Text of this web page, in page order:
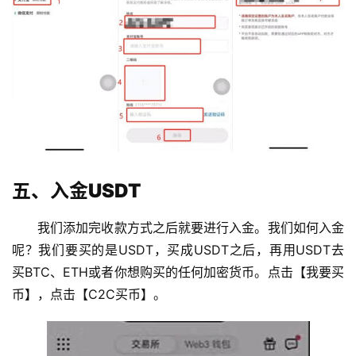
五、入金USDT
我们添加完收款方式之后就要进行入金。我们如何入金
呢？我们要买的是USDT，买成USDT之后，再用USDT去
买BTC、ETH或者你想购买的任何加密货币。点击【我要买
币】，点击【C2C买币】。